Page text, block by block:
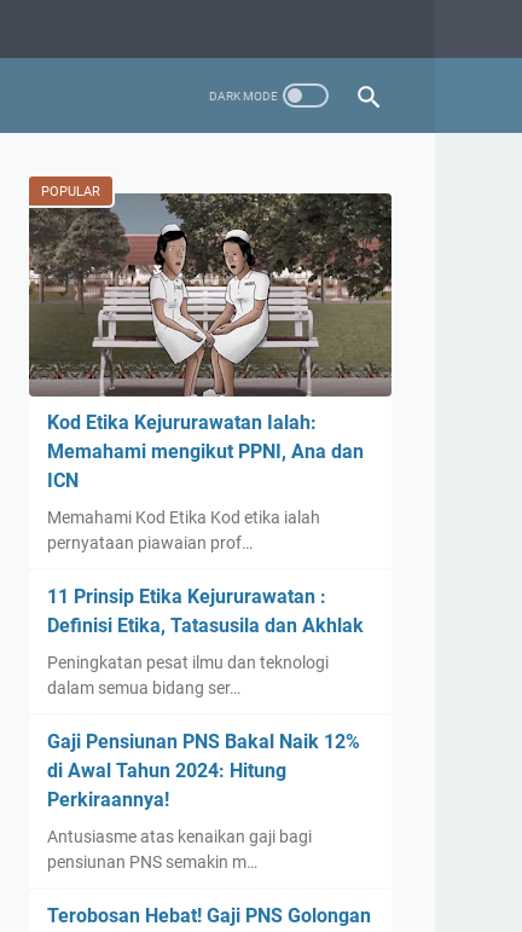
POPULAR
Kod Etika Kejururawatan Ialah:
Memahami mengikut PPNI, Ana dan
ICN
Memahami Kod Etika Kod etika ialah
pernyataan piawaian prof…
11 Prinsip Etika Kejururawatan :
Definisi Etika, Tatasusila dan Akhlak
Peningkatan pesat ilmu dan teknologi
dalam semua bidang ser…
Gaji Pensiunan PNS Bakal Naik 12%
di Awal Tahun 2024: Hitung
Perkiraannya!
Antusiasme atas kenaikan gaji bagi
pensiunan PNS semakin m…
Terobosan Hebat! Gaji PNS Golongan